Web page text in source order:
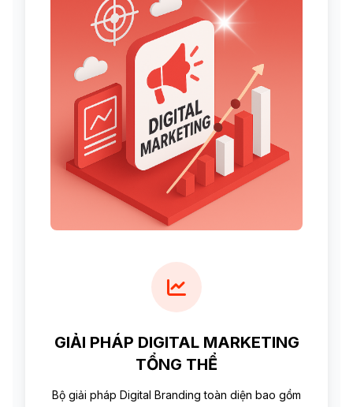
GIẢI PHÁP DIGITAL MARKETING
TỔNG THỂ
Bộ giải pháp Digital Branding toàn diện bao gồm